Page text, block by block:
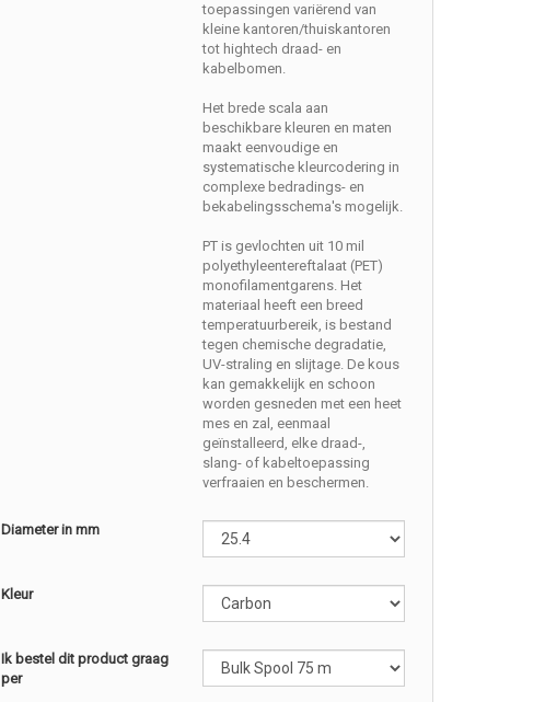
toepassingen variërend van
kleine kantoren/thuiskantoren
tot hightech draad- en
kabelbomen.
Het brede scala aan
beschikbare kleuren en maten
maakt eenvoudige en
systematische kleurcodering in
complexe bedradings- en
bekabelingsschema's mogelijk.
PT is gevlochten uit 10 mil
polyethyleentereftalaat (PET)
monofilamentgarens. Het
materiaal heeft een breed
temperatuurbereik, is bestand
tegen chemische degradatie,
UV-straling en slijtage. De kous
kan gemakkelijk en schoon
worden gesneden met een heet
mes en zal, eenmaal
geïnstalleerd, elke draad-,
slang- of kabeltoepassing
verfraaien en beschermen.
Diameter in mm
Kleur
Ik bestel dit product graag
per